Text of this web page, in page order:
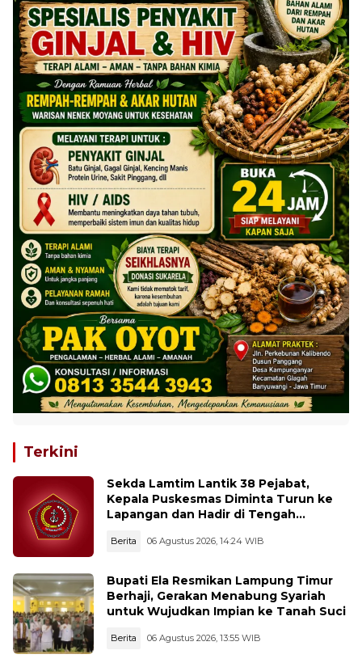
Terkini
Sekda Lamtim Lantik 38 Pejabat,
Kepala Puskesmas Diminta Turun ke
Lapangan dan Hadir di Tengah
Berita 06 Agustus 2026, 14:24 WIB
Bupati Ela Resmikan Lampung Timur
Berhaji, Gerakan Menabung Syariah
untuk Wujudkan Impian ke Tanah Suci
Berita 06 Agustus 2026, 13:55 WIB